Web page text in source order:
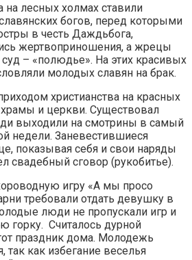
лесных холмах ставили
богов, перед которыми
в честь Даждьбога,
жертвоприношения, а жрецы
– «полюдье». На этих красивых
молодых славян на брак.
христианства на красных
храмы и церкви. Существовал
выходили на смотрины в самый
недели. Заневестившиеся
показывая себя и свои наряды
свадебный сговор (рукобитье).
игру «А мы просо
требовали отдать девушку в
люди не пропускали игр и
горку. Считалось дурной
праздник дома. Молодежь
так как избегание веселья